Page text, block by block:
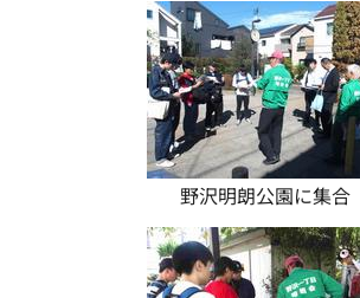
野沢明朗公園に集合